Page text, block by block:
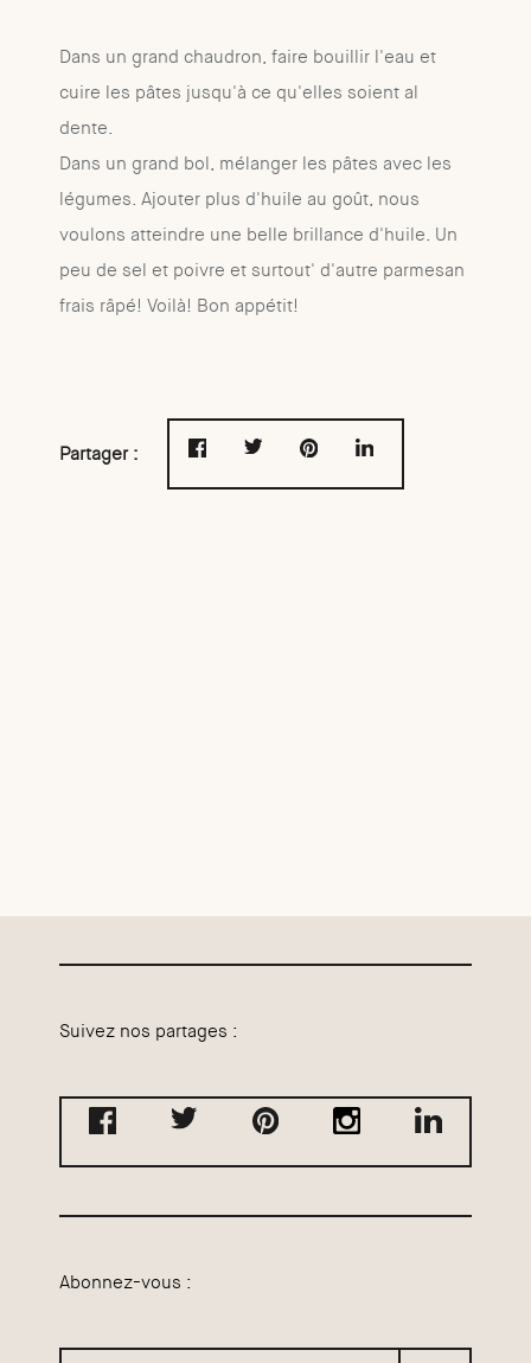
Dans un grand chaudron, faire bouillir l'eau et
cuire les pâtes jusqu'à ce qu'elles soient al
dente.
Dans un grand bol, mélanger les pâtes avec les
légumes. Ajouter plus d'huile au goût, nous
voulons atteindre une belle brillance d'huile. Un
peu de sel et poivre et surtout' d'autre parmesan
frais râpé! Voilà! Bon appétit!
Partager :
Suivez nos partages :
Abonnez-vous :